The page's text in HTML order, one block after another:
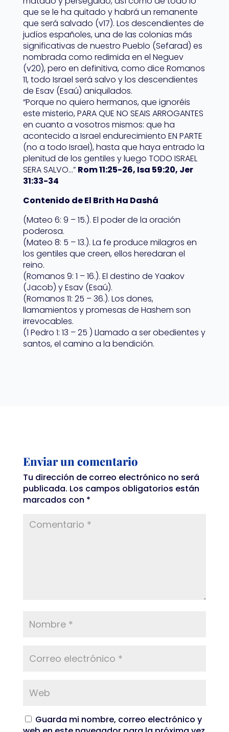
que se le ha quitado y habrá un remanente
que será salvado (v17). Los descendientes de
judíos españoles, una de las colonias más
significativas de nuestro Pueblo (Sefarad) es
nombrada como redimida en el Neguev
(v20), pero en definitiva, como dice Romanos
11, todo Israel será salvo y los descendientes
de Esav (Esaú) aniquilados.
“Porque no quiero hermanos, que ignoréis
este misterio, PARA QUE NO SEAIS ARROGANTES
en cuanto a vosotros mismos: que ha
acontecido a Israel endurecimiento EN PARTE
(no a todo Israel), hasta que haya entrado la
plenitud de los gentiles y luego TODO ISRAEL
SERA SALVO…” Rom 11:25-26, Isa 59:20, Jer
31:33-34
Contenido de El Brith Ha Dashá
(Mateo 6: 9 – 15.). El poder de la oración
poderosa.
(Mateo 8: 5 – 13.). La fe produce milagros en
los gentiles que creen, ellos heredaran el
reino.
(Romanos 9: 1 – 16.). El destino de Yaakov
(Jacob) y Esav (Esaú).
(Romanos 11: 25 – 36.). Los dones,
llamamientos y promesas de Hashem son
irrevocables.
(1 Pedro 1: 13 – 25 ) Llamado a ser obedientes y
santos, el camino a la bendición.
Enviar un comentario
Tu dirección de correo electrónico no será
publicada. Los campos obligatorios están
marcados con *
Guarda mi nombre, correo electrónico y